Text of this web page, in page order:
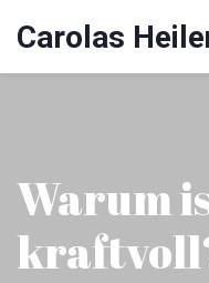
Carolas
Warum